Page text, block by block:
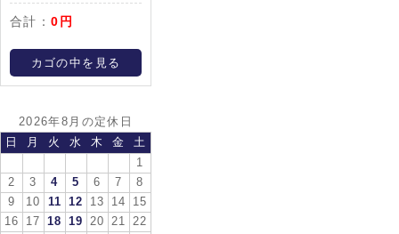
合計：0円
カゴの中を見る
2026年8月の定休日
日
月 火 水 木 金
土
1
2
3 4 5 6 7
8
9
10 11 12 13 14
15
16
17 18 19 20 21
22